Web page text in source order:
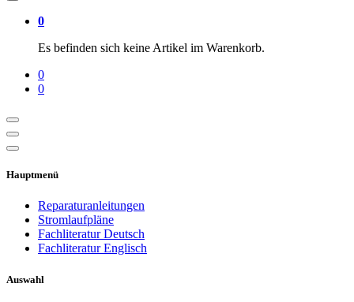
0
Es befinden sich keine Artikel im Warenkorb.
0
0
Hauptmenü
Reparaturanleitungen
Stromlaufpläne
Fachliteratur Deutsch
Fachliteratur Englisch
Auswahl